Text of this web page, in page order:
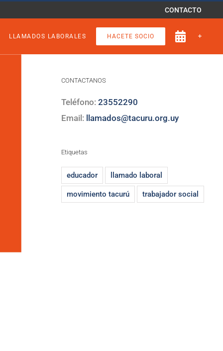
CONTACTO
LLAMADOS LABORALES HACETE SOCIO
CONTACTANOS
Teléfono: 23552290
Email: llamados@tacuru.org.uy
Etiquetas
educador llamado laboral
movimiento tacurú trabajador social